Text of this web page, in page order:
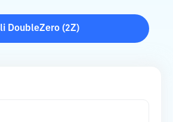
DoubleZero(2Z)